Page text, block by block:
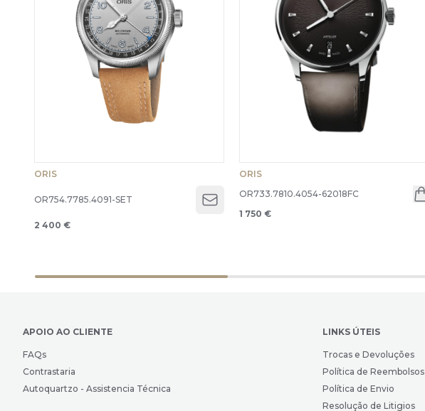
ORIS
OR754.7785.4091-SET
Open menu
2 400 €
ORIS
OR733.7810.4054-62018FC
1 750 €
APOIO AO CLIENTE
FAQs
Contrastaria
Autoquartzo - Assistencia Técnica
LINKS ÚTEIS
Trocas e Devoluções
Política de Reembolsos
Política de Envio
Resolução de Litigios